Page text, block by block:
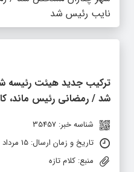
نایب رئیس شد
ترکیب جدید هیئت رئیسه
شد / رمضانی رئیس ماند،
شناسه خبر: 35457
تاریخ و زمان ارسال: 15 مرداد 1402 ساعت 0:52
منبع: کلام تازه